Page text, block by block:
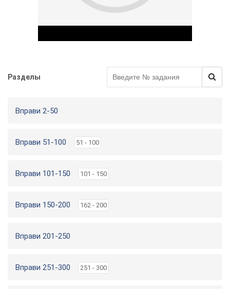
Разделы
Вправи 2-50
Вправи 51-100 51 - 100
Вправи 101-150 101 - 150
Вправи 150-200 162 - 200
Вправи 201-250
Вправи 251-300 251 - 300